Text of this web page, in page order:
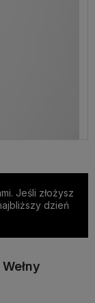
Jeśli złożysz
dzień